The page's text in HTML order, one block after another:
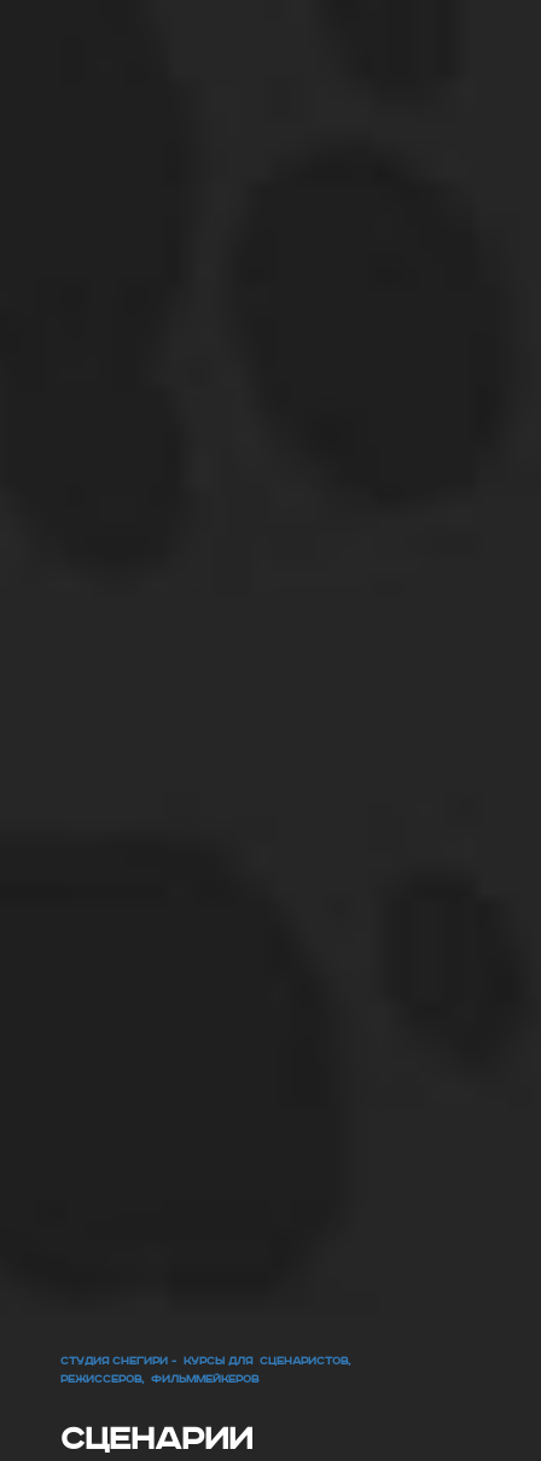
СТУДИЯ СНЕГИРИ - КУРСЫ ДЛЯ СЦЕНАРИСТОВ,
РЕЖИССЕРОВ, ФИЛЬММЕЙКЕРОВ
СЦЕНАРИИ